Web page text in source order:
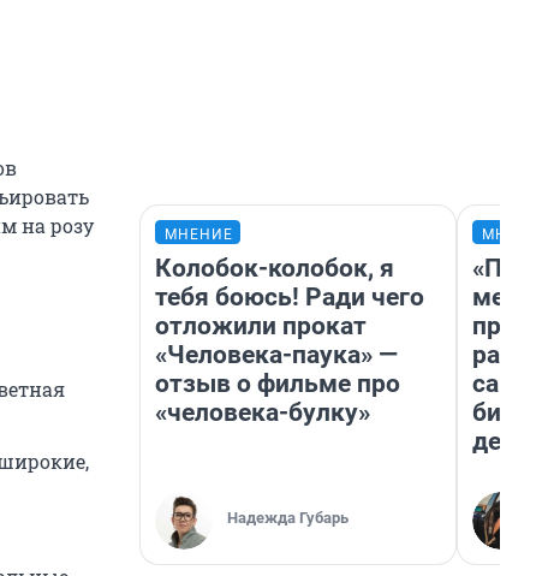
на розу
МНЕНИЕ
Колобок-колобок, я
тебя боюсь! Ради чего
отложили прокат
«Человека-паука» —
отзыв о фильме про
«человека-булку»
Надежда Губарь